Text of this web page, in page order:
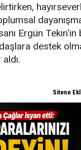
Ergün Tekin'in
destek